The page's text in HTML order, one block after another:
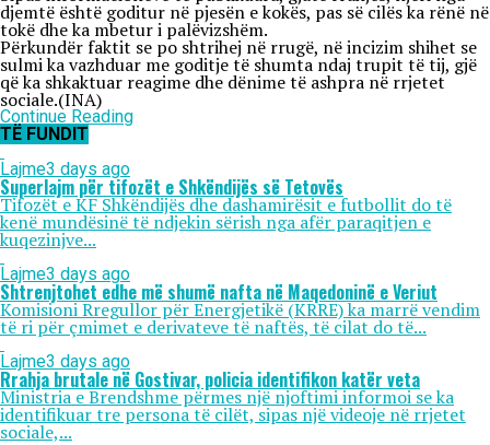
djemtë është goditur në pjesën e kokës, pas së cilës ka rënë në
tokë dhe ka mbetur i palëvizshëm.
Përkundër faktit se po shtrihej në rrugë, në incizim shihet se
sulmi ka vazhduar me goditje të shumta ndaj trupit të tij, gjë
që ka shkaktuar reagime dhe dënime të ashpra në rrjetet
sociale.(INA)
Continue Reading
TË FUNDIT
Lajme3 days ago
Superlajm për tifozët e Shkëndijës së Tetovës
Tifozët e KF Shkëndijës dhe dashamirësit e futbollit do të
kenë mundësinë të ndjekin sërish nga afër paraqitjen e
kuqezinjve...
Lajme3 days ago
Shtrenjtohet edhe më shumë nafta në Maqedoninë e Veriut
Komisioni Rregullor për Energjetikë (KRRE) ka marrë vendim
të ri për çmimet e derivateve të naftës, të cilat do të...
Lajme3 days ago
Rrahja brutale në Gostivar, policia identifikon katër veta
Ministria e Brendshme përmes një njoftimi informoi se ka
identifikuar tre persona të cilët, sipas një videoje në rrjetet
sociale,...